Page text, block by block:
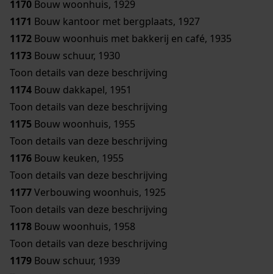
1170 Bouw woonhuis, 1929
1171 Bouw kantoor met bergplaats, 1927
1172 Bouw woonhuis met bakkerij en café, 1935
1173 Bouw schuur, 1930
Toon details van deze beschrijving
1174 Bouw dakkapel, 1951
Toon details van deze beschrijving
1175 Bouw woonhuis, 1955
Toon details van deze beschrijving
1176 Bouw keuken, 1955
Toon details van deze beschrijving
1177Verbouwing woonhuis, 1925
Toon details van deze beschrijving
1178 Bouw woonhuis, 1958
Toon details van deze beschrijving
1179 Bouw schuur, 1939